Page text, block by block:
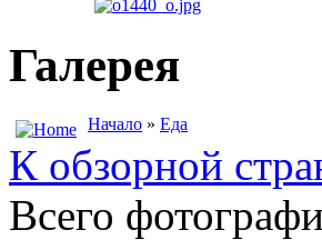
Галерея
Начало » Еда
К обзорной
Всего